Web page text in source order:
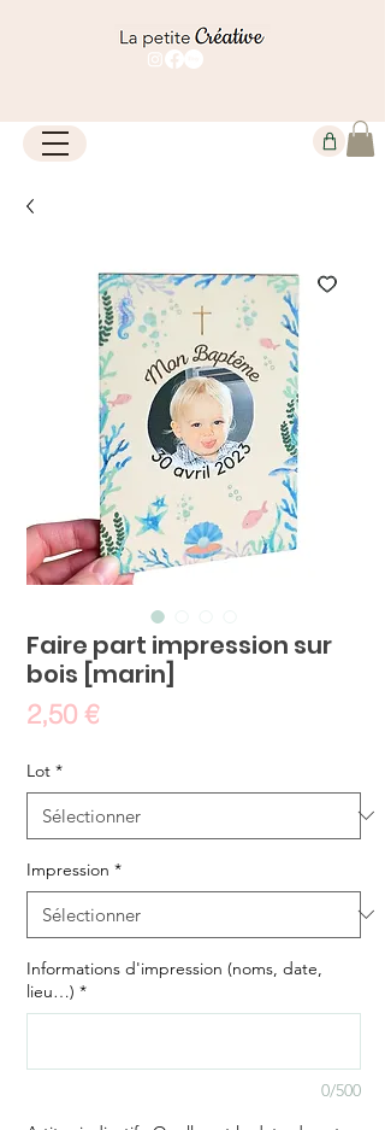
Faire part impression sur
bois [marin]
2,50 €Prix
Lot *
Impression *
Informations d'impression (noms, date,
lieu…) *
0/500